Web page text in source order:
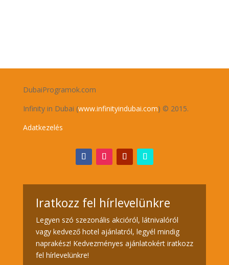
DubaiProgramok.com
Infinity in Dubai (www.infinityindubai.com) © 2015.
Adatkezelés
Iratkozz fel hírlevelünkre
Legyen szó szezonális akcióról, látnivalóról
vagy kedvező hotel ajánlatról, legyél mindig
naprakész! Kedvezményes ajánlatokért iratkozz
fel hírlevelünkre!